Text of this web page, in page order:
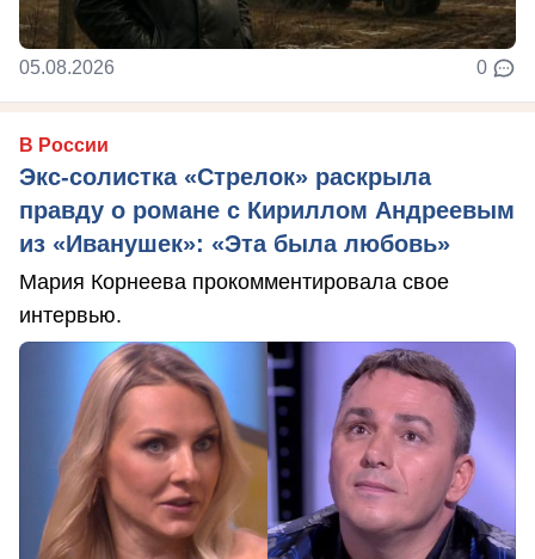
05.08.2026 0
В России
Экс-солистка «Стрелок» раскрыла
правду о романе с Кириллом Андреевым
из «Иванушек»: «Эта была любовь»
Мария Корнеева прокомментировала свое
интервью.